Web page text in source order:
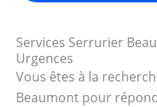
Services Serrurier
Urgences
Vous êtes à la
Beaumont pour